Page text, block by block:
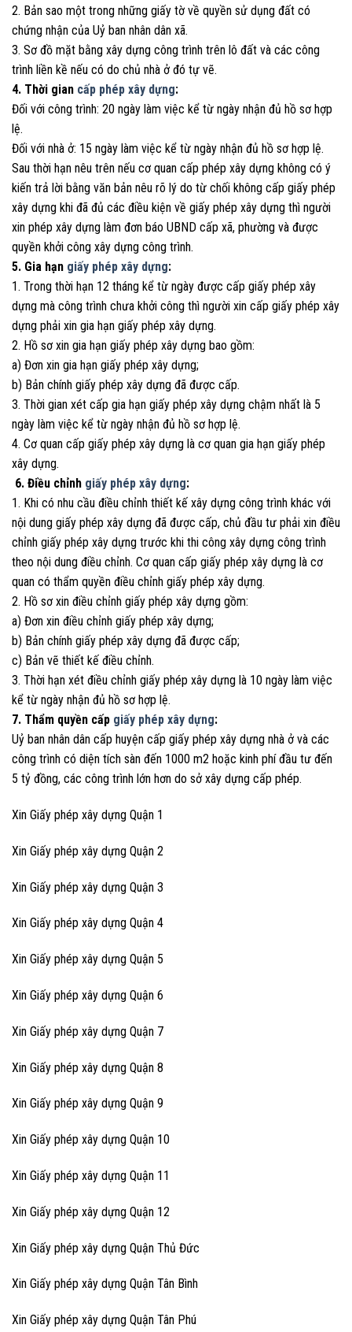
2. Bản sao một trong những giấy tờ về quyền sử dụng đất có
chứng nhận của Uỷ ban nhân dân xã.
3. Sơ đồ mặt bằng xây dựng công trình trên lô đất và các công
trình liền kề nếu có do chủ nhà ở đó tự vẽ.
4. Thời gian cấp phép xây dựng:
Đối với công trình: 20 ngày làm việc kể từ ngày nhận đủ hồ sơ hợp
lệ.
Đối với nhà ở: 15 ngày làm việc kể từ ngày nhận đủ hồ sơ hợp lệ.
Sau thời hạn nêu trên nếu cơ quan cấp phép xây dựng không có ý
kiến trả lời bằng văn bản nêu rõ lý do từ chối không cấp giấy phép
xây dựng khi đã đủ các điều kiện về giấy phép xây dựng thì người
xin phép xây dựng làm đơn báo UBND cấp xã, phường và được
quyền khởi công xây dựng công trình.
5. Gia hạn giấy phép xây dựng:
1. Trong thời hạn 12 tháng kể từ ngày được cấp giấy phép xây
dựng mà công trình chưa khởi công thì người xin cấp giấy phép xây
dựng phải xin gia hạn giấy phép xây dựng.
2. Hồ sơ xin gia hạn giấy phép xây dựng bao gồm:
a) Đơn xin gia hạn giấy phép xây dựng;
b) Bản chính giấy phép xây dựng đã được cấp.
3. Thời gian xét cấp gia hạn giấy phép xây dựng chậm nhất là 5
ngày làm việc kể từ ngày nhận đủ hồ sơ hợp lệ.
4. Cơ quan cấp giấy phép xây dựng là cơ quan gia hạn giấy phép
xây dựng.
6. Điều chỉnh giấy phép xây dựng:
1. Khi có nhu cầu điều chỉnh thiết kế xây dựng công trình khác với
nội dung giấy phép xây dựng đã được cấp, chủ đầu tư phải xin điều
chỉnh giấy phép xây dựng trước khi thi công xây dựng công trình
theo nội dung điều chỉnh. Cơ quan cấp giấy phép xây dựng là cơ
quan có thẩm quyền điều chỉnh giấy phép xây dựng.
2. Hồ sơ xin điều chỉnh giấy phép xây dựng gồm:
a) Đơn xin điều chỉnh giấy phép xây dựng;
b) Bản chính giấy phép xây dựng đã được cấp;
c) Bản vẽ thiết kế điều chỉnh.
3. Thời hạn xét điều chỉnh giấy phép xây dựng là 10 ngày làm việc
kể từ ngày nhận đủ hồ sơ hợp lệ.
7. Thẩm quyền cấp giấy phép xây dựng:
Uỷ ban nhân dân cấp huyện cấp giấy phép xây dựng nhà ở và các
công trình có diện tích sàn đến 1000 m2 hoặc kinh phí đầu tư đến
5 tỷ đồng, các công trình lớn hơn do sở xây dựng cấp phép.
Xin Giấy phép xây dựng Quận 1
Xin Giấy phép xây dựng Quận 2
Xin Giấy phép xây dựng Quận 3
Xin Giấy phép xây dựng Quận 4
Xin Giấy phép xây dựng Quận 5
Xin Giấy phép xây dựng Quận 6
Xin Giấy phép xây dựng Quận 7
Xin Giấy phép xây dựng Quận 8
Xin Giấy phép xây dựng Quận 9
Xin Giấy phép xây dựng Quận 10
Xin Giấy phép xây dựng Quận 11
Xin Giấy phép xây dựng Quận 12
Xin Giấy phép xây dựng Quận Thủ Đức
Xin Giấy phép xây dựng Quận Tân Bình
Xin Giấy phép xây dựng Quận Tân Phú